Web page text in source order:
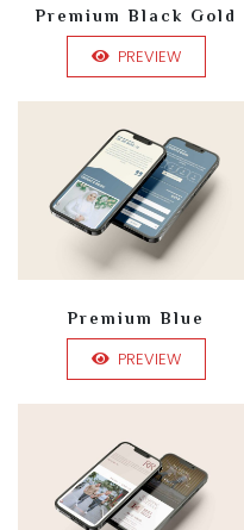
Premium Black Gold
PREVIEW
Premium Blue
PREVIEW